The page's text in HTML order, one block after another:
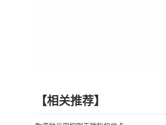
【相关推荐】